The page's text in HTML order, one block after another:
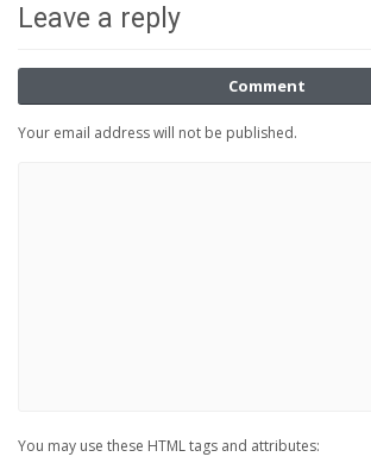
Leave a reply
Comment
Your email address will not be published.
You may use these HTML tags and attributes: